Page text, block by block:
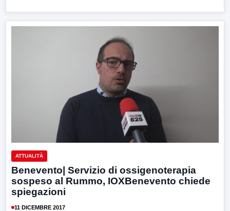
ATTUALITÀ
Benevento| Servizio di ossigenoterapia
sospeso al Rummo, IOXBenevento chiede
spiegazioni
11 DICEMBRE 2017